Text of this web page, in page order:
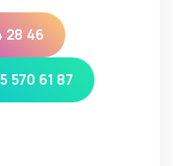
28 46
570 61 87